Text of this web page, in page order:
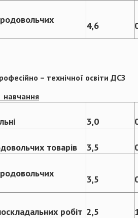
4,6
– технічної освіти ДСЗ
навчання
3,0
товарів 3,5
3,5
робіт 2,5